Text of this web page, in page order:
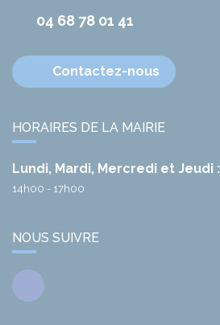
04 68 78 01 41
Contactez-nous
HORAIRES DE LA MAIRIE
Lundi, Mardi, Mercredi et Jeudi :
14h00 - 17h00
NOUS SUIVRE
Facebook